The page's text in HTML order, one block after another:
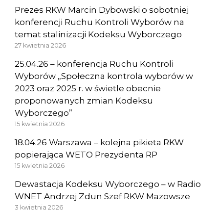
Prezes RKW Marcin Dybowski o sobotniej
konferencji Ruchu Kontroli Wyborów na
temat stalinizacji Kodeksu Wyborczego
27 kwietnia 2026
25.04.26 – konferencja Ruchu Kontroli
Wyborów „Społeczna kontrola wyborów w
2023 oraz 2025 r. w świetle obecnie
proponowanych zmian Kodeksu
Wyborczego”
15 kwietnia 2026
18.04.26 Warszawa – kolejna pikieta RKW
popierająca WETO Prezydenta RP
15 kwietnia 2026
Dewastacja Kodeksu Wyborczego – w Radio
WNET Andrzej Zdun Szef RKW Mazowsze
3 kwietnia 2026